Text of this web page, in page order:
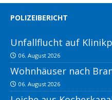
POLIZEIBERICHT
Unfallflucht auf
06. August 2026
Wohnhäuser nach
06. August 2026